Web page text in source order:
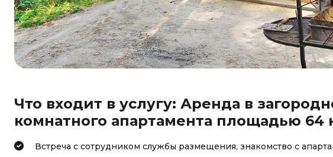
Что входит в услугу: Аренда в
комнатного апартамента площадью 64
Встреча с сотрудником службы размещения, знакомство с